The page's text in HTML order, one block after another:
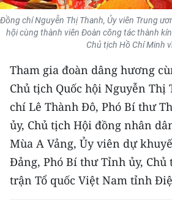
KIỂM CHỨNG THÔNG TIN
TRI THỨC CHUYÊN SÂU
54 DÂN TỘC VIỆT NAM
CHƯƠNG TRÌNH OCOP - MỖI XÃ
MỘT SẢN PHẨM
RADIO
MEDIA CENTER
Đồng chí Nguyễn Thị Thanh, Ủy viên Trung
hội cùng thành viên Đoàn công tác thành
Chủ tịch Hồ Chí Minh
Tham gia đoàn dâng hương
Chủ tịch Quốc hội Nguyễn Thị
chí Lê Thành Đô, Phó Bí thư
ủy, Chủ tịch Hội đồng nhân
Mùa A Vảng, Ủy viên dự
Đảng, Phó Bí thư Tỉnh ủy, Chủ
trận Tổ quốc Việt Nam tỉnh